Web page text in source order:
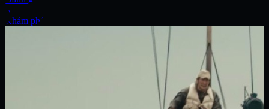
Xe
Khám phá